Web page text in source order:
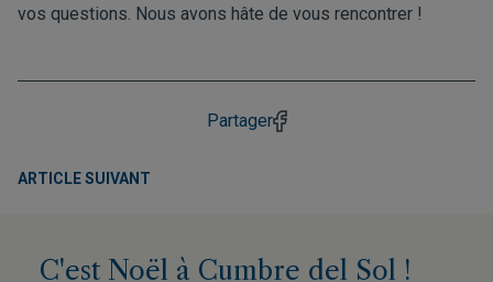
vos questions. Nous avons hâte de vous rencontrer !
Partager
ARTICLE SUIVANT
C'est Noël à Cumbre del Sol !